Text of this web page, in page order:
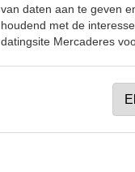
van daten aan te geven
houdend met de
datingsite Mercaderes